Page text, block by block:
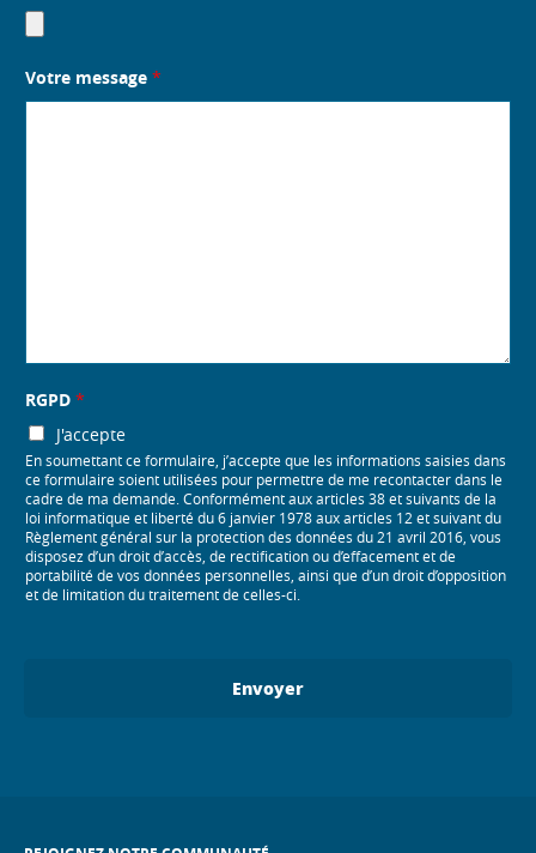
Votre message *
RGPD *
J'accepte
En soumettant ce formulaire, j’accepte que les informations saisies dans
ce formulaire soient utilisées pour permettre de me recontacter dans le
cadre de ma demande. Conformément aux articles 38 et suivants de la
loi informatique et liberté du 6 janvier 1978 aux articles 12 et suivant du
Règlement général sur la protection des données du 21 avril 2016, vous
disposez d’un droit d’accès, de rectification ou d’effacement et de
portabilité de vos données personnelles, ainsi que d’un droit d’opposition
et de limitation du traitement de celles-ci.
Envoyer